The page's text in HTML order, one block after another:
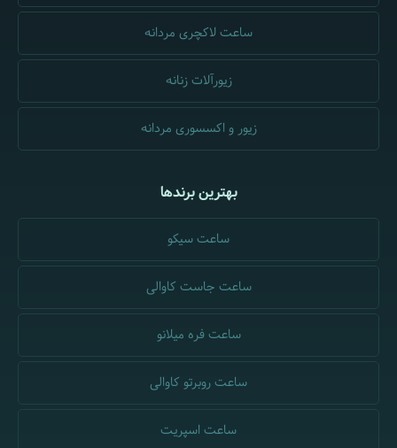
ساعت لاکچری مردانه
زیورآلات زنانه
زیور و اکسسوری مردانه
بهترین برندها
ساعت سیکو
ساعت جاست کاوالی
ساعت فره میلانو
ساعت روبرتو کاوالی
ساعت اسپریت